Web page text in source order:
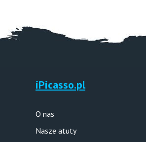
iPicasso.pl
O nas
Nasze atuty